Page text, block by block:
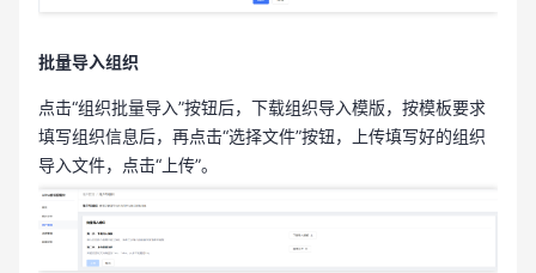
批量导入组织
点击“组织批量导入”按钮后，下载组织导入模版，按模板要求
填写组织信息后，再点击“选择文件”按钮，上传填写好的组织
导入文件，点击“上传”。